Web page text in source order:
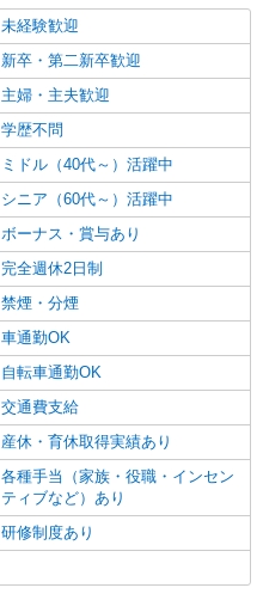
未経験歓迎
新卒・第二新卒歓迎
主婦・主夫歓迎
学歴不問
ミドル（40代～）活躍中
シニア（60代～）活躍中
ボーナス・賞与あり
完全週休2日制
禁煙・分煙
車通勤OK
自転車通勤OK
交通費支給
産休・育休取得実績あり
各種手当（家族・役職・インセン
ティブなど）あり
研修制度あり